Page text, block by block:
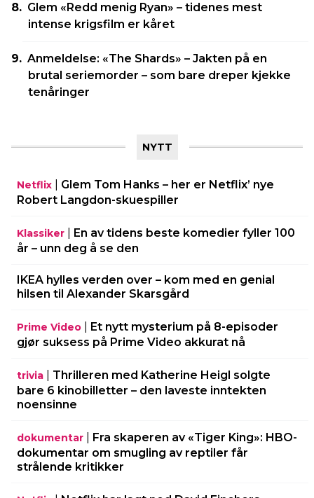
Glem «Redd menig Ryan» – tidenes mest
intense krigsfilm er kåret
Anmeldelse: «The Shards» – Jakten på en
brutal seriemorder – som bare dreper kjekke
tenåringer
NYTT
Netflix
Glem Tom Hanks – her er Netflix’ nye
Robert Langdon-skuespiller
Klassiker
En av tidens beste komedier fyller 100
år – unn deg å se den
IKEA hylles verden over – kom med en genial
hilsen til Alexander Skarsgård
Prime Video
Et nytt mysterium på 8-episoder
gjør suksess på Prime Video akkurat nå
trivia
Thrilleren med Katherine Heigl solgte
bare 6 kinobilletter – den laveste inntekten
noensinne
dokumentar
Fra skaperen av «Tiger King»: HBO-
dokumentar om smugling av reptiler får
strålende kritikker